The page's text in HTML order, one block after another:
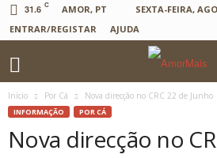
31.6 C AMOR, PT
SEXTA-FEIRA,
ENTRAR/REGISTAR
AJUDA
Início Por Cá Nova direcção no CRC 22 de Junho
INFORMAÇÃO POR CÁ
Nova direcção no